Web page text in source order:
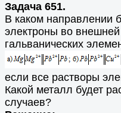
Задача 651.
В каком направлении
электроны во
гальванических
если все растворы
Какой металл будет
случаев?